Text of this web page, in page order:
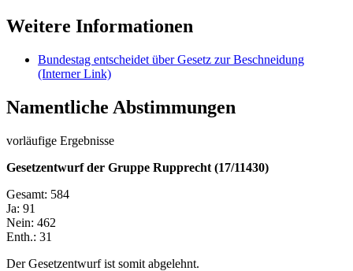
Weitere Informationen
Bundestag entscheidet über Gesetz zur Beschneidung
(Interner Link)
Namentliche Abstimmungen
vorläufige Ergebnisse
Gesetzentwurf der Gruppe Rupprecht (17/11430)
Gesamt: 584
Ja: 91
Nein: 462
Enth.: 31
Der Gesetzentwurf ist somit abgelehnt.